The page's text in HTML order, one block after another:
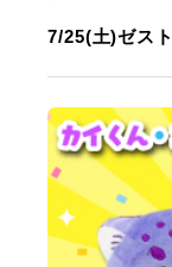
7/25(土)ゼス